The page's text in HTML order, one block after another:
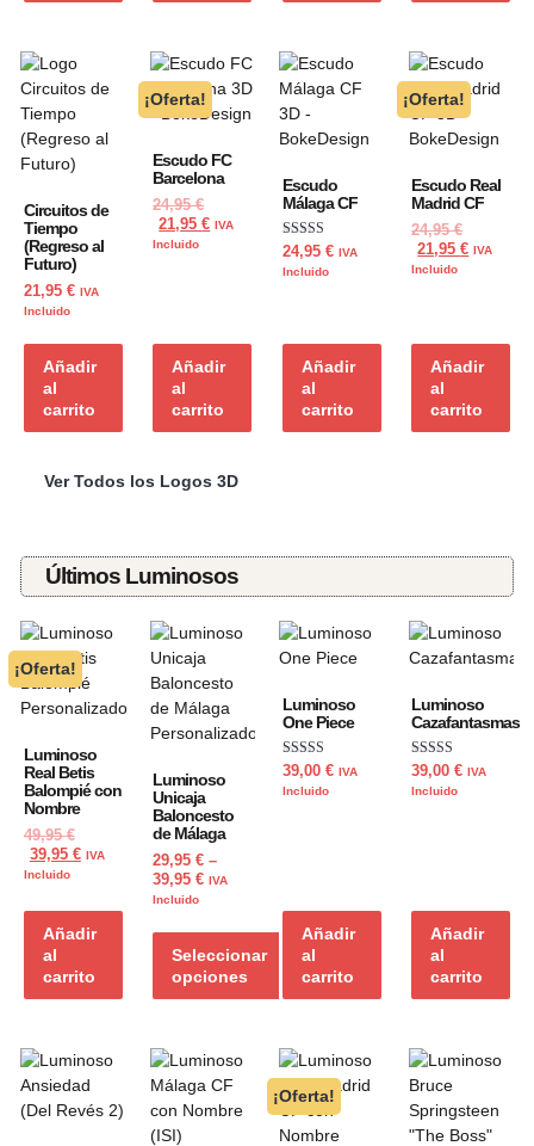
Circuitos de
Tiempo
(Regreso al
Futuro)
21,95 € IVA
Incluido
Añadir
al
carrito
¡Oferta!
Escudo FC
Barcelona
24,95€
21,95€ IVA
Incluido
Añadir
al
carrito
Escudo
Málaga CF
Valorado con
5.00
de 5
24,95 € IVA
Incluido
Añadir
al
carrito
¡Oferta!
Escudo Real
Madrid CF
24,95€
21,95€ IVA
Incluido
Añadir
al
carrito
Ver Todos los Logos 3D
Últimos Luminosos
¡Oferta!
Luminoso
Real Betis
Balompié con
Nombre
49,95€
39,95 € IVA
Incluido
Añadir
al
carrito
Luminoso
Unicaja
Baloncesto
de Málaga
29,95€ –
39,95€ IVA
Incluido
Seleccionar
opciones
Luminoso
One Piece
Valorado con
5.00
de 5
39,00 € IVA
Incluido
Añadir
al
carrito
Luminoso
Cazafantasmas
Valorado con
5.00
de 5
39,00€ IVA
Incluido
Añadir
al
carrito
¡Oferta!